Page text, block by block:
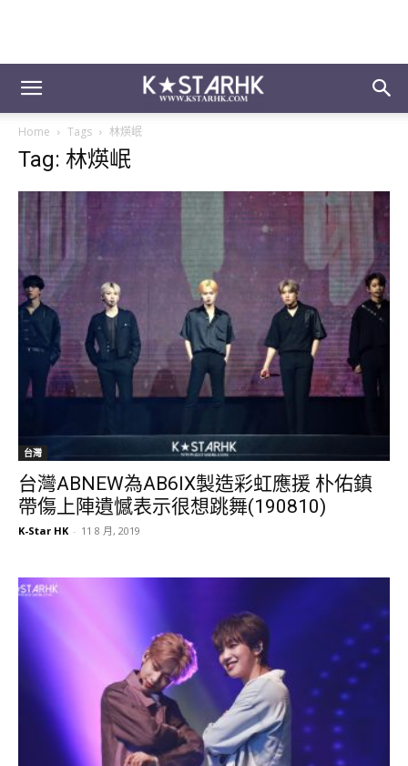
Home Tags 林煐岷
Tag: 林煐岷
台灣
台灣ABNEW為AB6IX製造彩虹應援 朴佑鎮
帶傷上陣遺憾表示很想跳舞(190810)
K-Star HK - 11 8 月, 2019